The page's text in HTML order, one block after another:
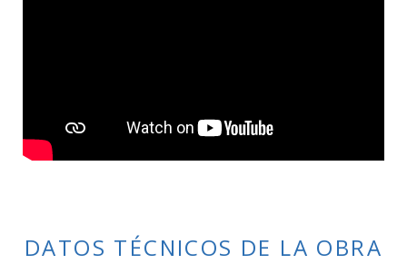
DATOS TÉCNICOS DE LA OBRA